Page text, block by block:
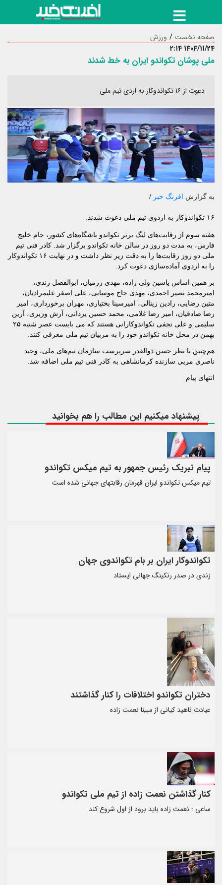
صفحه نخست
ورزش
1404/11/24 2:14
ملی پوشان تکواندو ایران به خط شدند
دعوت از ۱۶ تکواندوکار به اردی تیم ملی
به گزارش افرنگ خبر /
۱۶ تکواندوکار به اردوی تیم ملی دعوت شدند.
هفته سوم از رقابت‌های لیگ برتر تکواندو باشگاه‌های کشور، جام خلیج
فارس، به مدت دو روز در سالن خانه تکواندو برگزار شد. کادر فنی تیم
ملی دو روز رقابت‌ها را به دقت زیر نظر داشت و در نهایت ۱۶ تکواندوکار
را به اردوی آماده‌سازی دعوت کرد.
بر همین اساس یاسین ولی زاده، مهدی رزمیان، ابوالفضل زندی،
امیرمحمد نصیر احمدی، مهدی حاج موسایی، علی اصغر علیمرادیان،
متین رضایی، رادین زینالی، امیرسینا بختیاری، مهران برخورداری، امیر
رضا صادقیان، امیر رضا غلامی، محمد حسین یزدانی، آرش وزیری، آرین
سلیمی و علی نجفی تکواندوکارانی هستند که می بایست عصر شنبه ۲۵
بهمن در محل خانه تکواندو خود را به مربیان تیم ملی معرفی کنند.
هم‌چنین با نظر حسن ذوالقدر سرپرست سازمان تیم‌های ملی، وحید
ناصری مربی سازنده کرمانشاهی به کادر فنی تیم ملی اضافه شد.
انتهای پیام
پیشنهاد میکنیم این مطالب را هم بخوانید
پیام تبریک رئیس جمهور به تیم میکس تکواندو
تیم میکس تکواندو ایران قهرمان رقابتهای جهانی شده است
تکواندوکار ایران بر بام تکواندوی جهان
زندی در صدر رنکینگ جهانی ایستاد
دختران تکواندو اختلافات را کنار گذاشتند
عیادت ناهید کیانی از مبینا نعمت زاده
کنار گذاشتن نعمت زاده از تیم ملی تکواندو
ساعی : نعمت زاده باید برود از اول شروع کند